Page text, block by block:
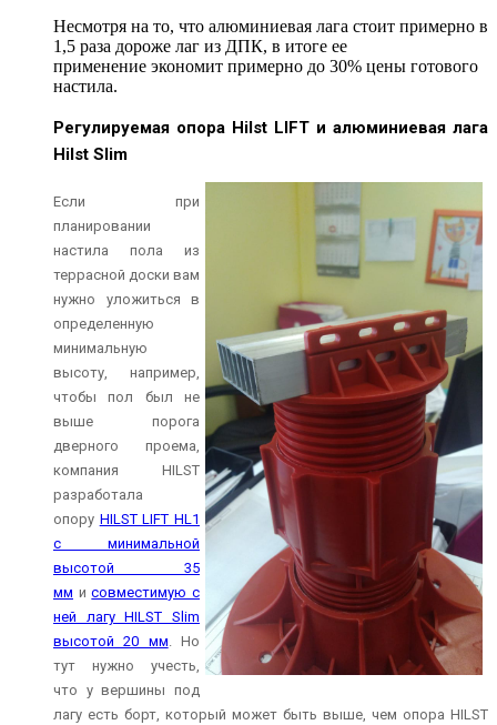
Несмотря на то, что алюминиевая лага стоит примерно в
1,5 раза дороже лаг из ДПК, в итоге ее
применение экономит примерно до 30% цены готового
настила.
Регулируемая опора Hilst LIFT и алюминиевая лага
Hilst Slim
Если при
планировании
настила пола из
террасной доски вам
нужно уложиться в
определенную
минимальную
высоту, например,
чтобы пол был не
выше порога
дверного проема,
компания HILST
разработала
опору HILST LIFT HL1
с минимальной
высотой 35
мм исовместимую с
ней лагу HILST Slim
высотой 20 мм. Но
тут нужно учесть,
что у вершины под
лагу есть борт, который может быть выше, чем опора HILST